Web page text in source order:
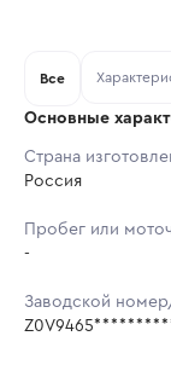
Тип аукциона:
Шаг торгов:
Кол-во ставок:
Все
Основные
Страна
Россия
Пробег или
-
Заводской